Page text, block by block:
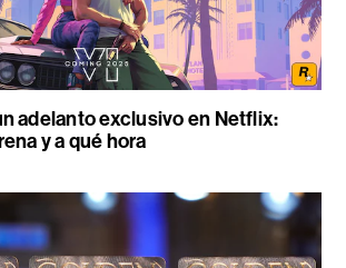
adelanto exclusivo en Netflix:
y a qué hora